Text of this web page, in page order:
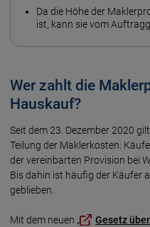
Da die Höhe der
ist, kann sie vom
Wer zahlt die
Hauskauf?
Seit dem 23. Dezember 2020
Teilung der Maklerkosten:
der vereinbarten Provision bei
Bis dahin ist häufig der Käufer
geblieben.
Mit dem neuen „
Gesetz